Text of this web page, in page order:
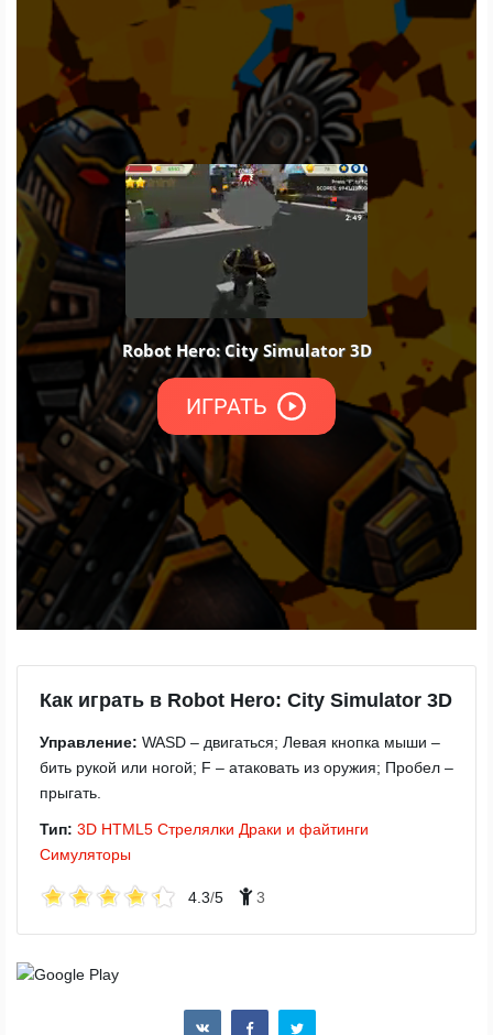
Как играть в Robot Hero: City Simulator 3D
Управление: WASD – двигаться; Левая кнопка мыши –
бить рукой или ногой; F – атаковать из оружия; Пробел –
прыгать.
Тип: 3D HTML5 Стрелялки Драки и файтинги
Симуляторы
4.3/5 3